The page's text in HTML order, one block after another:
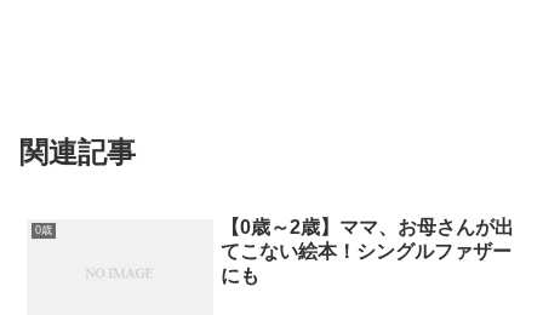
関連記事
0歳
【0歳～2歳】ママ、お母さんが出
てこない絵本！シングルファザー
にも